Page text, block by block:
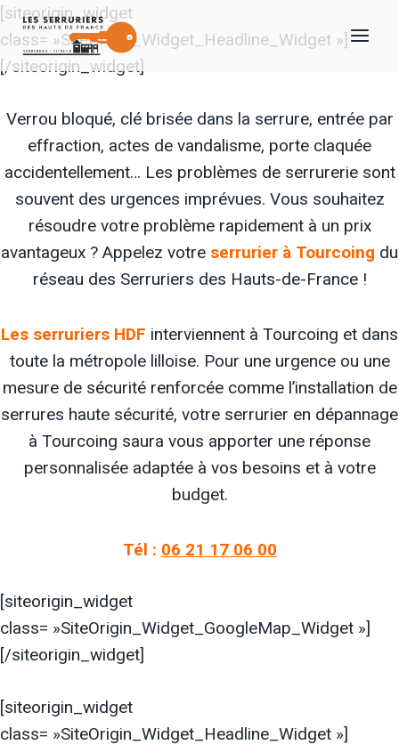
Aller
au
contenu
[siteorigin_widget
class= »SiteOrigin_Widget_Headline_Widget »]
[/siteorigin_widget]
Verrou bloqué, clé brisée dans la serrure, entrée par
effraction, actes de vandalisme, porte claquée
accidentellement… Les problèmes de serrurerie sont
souvent des urgences imprévues. Vous souhaitez
résoudre votre problème rapidement à un prix
avantageux ? Appelez votre serrurier à Tourcoing du
réseau des Serruriers des Hauts-de-France !
Les serruriers HDF interviennent à Tourcoing et dans
toute la métropole lilloise. Pour une urgence ou une
mesure de sécurité renforcée comme l’installation de
serrures haute sécurité, votre serrurier en dépannage
à Tourcoing saura vous apporter une réponse
personnalisée adaptée à vos besoins et à votre
budget.
Tél : 06 21 17 06 00
[siteorigin_widget
class= »SiteOrigin_Widget_GoogleMap_Widget »]
[/siteorigin_widget]
[siteorigin_widget
class= »SiteOrigin_Widget_Headline_Widget »]